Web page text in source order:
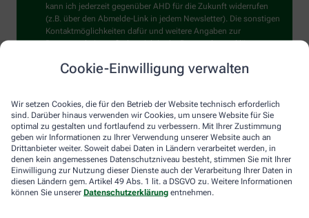
Cookie-Einwilligung verwalten
Wir setzen Cookies, die für den Betrieb der Website technisch erforderlich
sind. Darüber hinaus verwenden wir Cookies, um unsere Website für Sie
optimal zu gestalten und fortlaufend zu verbessern. Mit Ihrer Zustimmung
geben wir Informationen zu Ihrer Verwendung unserer Website auch an
Drittanbieter weiter. Soweit dabei Daten in Ländern verarbeitet werden, in
denen kein angemessenes Datenschutzniveau besteht, stimmen Sie mit Ihrer
Einwilligung zur Nutzung dieser Dienste auch der Verarbeitung Ihrer Daten in
diesen Ländern gem. Artikel 49 Abs. 1 lit. a DSGVO zu. Weitere Informationen
können Sie unserer Datenschutzerklärung entnehmen.
bitte
die
Flagge.
kann ich jederzeit gegenüber AHD für die Zukunft widerrufen
(z.B. über den Abmelde-Link in jedem Newsletter). Die sonstigen
Kontaktmöglichkeiten dafür und weitere Angaben zur
Datenverarbeitung finden sich in derDatenschutzerklärungvon
Immer auf dem Laufenden bleiben –
melden Sie sich an.